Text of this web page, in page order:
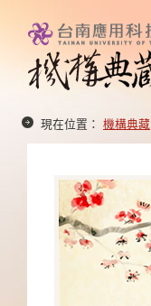
現在位置： 機構典藏